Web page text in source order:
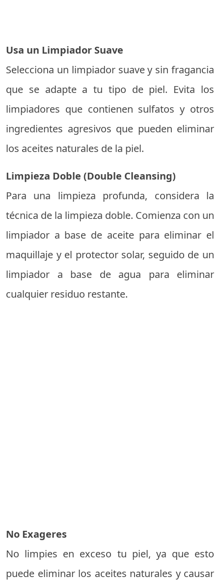
Usa un Limpiador Suave
Selecciona un limpiador suave y sin fragancia
que se adapte a tu tipo de piel. Evita los
limpiadores que contienen sulfatos y otros
ingredientes agresivos que pueden eliminar
los aceites naturales de la piel.
Limpieza Doble (Double Cleansing)
Para una limpieza profunda, considera la
técnica de la limpieza doble. Comienza con un
limpiador a base de aceite para eliminar el
maquillaje y el protector solar, seguido de un
limpiador a base de agua para eliminar
cualquier residuo restante.
No Exageres
No limpies en exceso tu piel, ya que esto
puede eliminar los aceites naturales y causar